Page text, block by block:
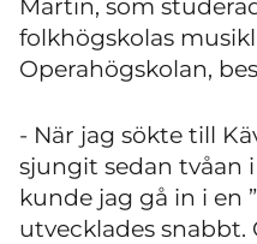
Martin, som
folkhögskolas
Operahögskolan,
- När jag sökte till
sjungit sedan tvåan
kunde jag gå in i en
utvecklades